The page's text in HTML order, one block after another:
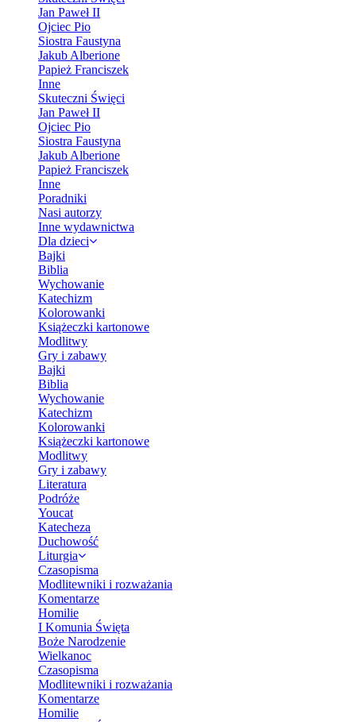
Jan Paweł II
Ojciec Pio
Siostra Faustyna
Jakub Alberione
Papież Franciszek
Inne
Skuteczni Święci
Jan Paweł II
Ojciec Pio
Siostra Faustyna
Jakub Alberione
Papież Franciszek
Inne
Poradniki
Nasi autorzy
Inne wydawnictwa
Dla dzieci
Bajki
Biblia
Wychowanie
Katechizm
Kolorowanki
Książeczki kartonowe
Modlitwy
Gry i zabawy
Bajki
Biblia
Wychowanie
Katechizm
Kolorowanki
Książeczki kartonowe
Modlitwy
Gry i zabawy
Literatura
Podróże
Youcat
Katecheza
Duchowość
Liturgia
Czasopisma
Modlitewniki i rozważania
Komentarze
Homilie
I Komunia Święta
Boże Narodzenie
Wielkanoc
Czasopisma
Modlitewniki i rozważania
Komentarze
Homilie